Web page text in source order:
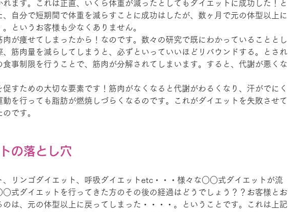
ます。これは正直、いくら体重が減ったとしてもダイエットに成功した！と
、自分で短期間で体重を減らすことに成功はしたが、数ヶ月で元の体型以上に
というお客様も少なくありません。
が痩せてしまったから！なのです。数々の研究で既にわかっていることとし
、筋肉量を減らしてしまうと、必ずといっていいほどリバウンドする。とされ
食事制限を行うことで、筋肉が分解されてしまいます。すると、代謝が悪くな
すための大切な要素です！筋肉がなくなると代謝がわるくなり、汗がでにく
動を行っても脂肪が燃焼しづらくなるのです。これがダイエットを失敗させて
です。
の落とし穴
、リンゴダイエット、呼吸ダイエットetc・・・様々な○○式ダイエットが流
式ダイエットを行ってきた方のその後の経過はどうでしょう？？お客様とお
は、元の体型以上に戻ってしまった・・・・。ということです。これは上記